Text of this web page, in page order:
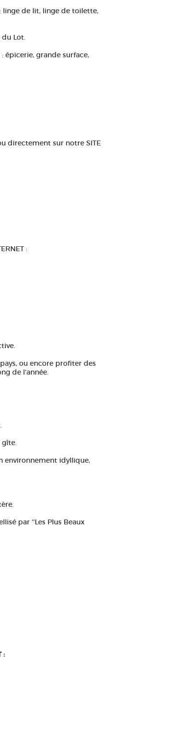
linge de lit, linge de toilette,
du Lot.
épicerie, grande surface,
directement sur notre SITE
:
ou encore profiter des
de l'année.
gîte.
environnement idyllique,
par ''Les Plus Beaux
: